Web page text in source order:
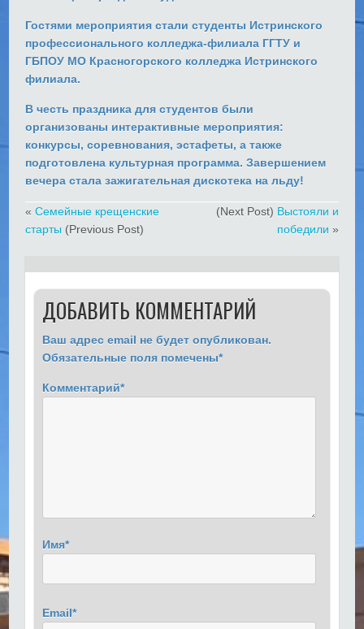
Гостями мероприятия стали студенты Истринского
профессионального колледжа-филиала ГГТУ и
ГБПОУ МО Красногорского колледжа Истринского
филиала.
В честь праздника для студентов были
организованы интерактивные мероприятия:
конкурсы, соревнования, эстафеты, а также
подготовлена культурная программа.Завершением
вечера стала зажигательная дискотека на льду!
«Семейные крещенские
старты (Previous Post)
(Next Post) Выстояли и
победили »
ДОБАВИТЬ КОММЕНТАРИЙ
Ваш адрес email не будет опубликован.
Обязательные поля помечены*
Комментарий*
Имя*
Email*